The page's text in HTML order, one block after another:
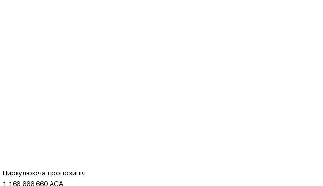
Циркулююча пропозиція
1 166 666 660 ACA